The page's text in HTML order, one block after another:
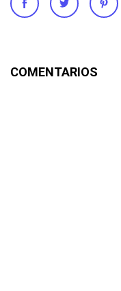
COMENTARIOS